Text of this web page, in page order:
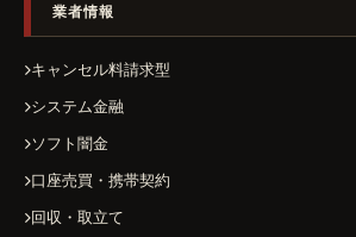
業者情報
キャンセル料請求型
システム金融
ソフト闇金
口座売買・携帯契約
回収・取立て